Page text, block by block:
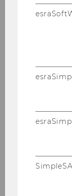
Kick-Off
Am 03.
un­se­res
wich­ti­gen